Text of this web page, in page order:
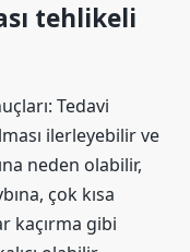
tehlikeli
Tedavi
ilerleyebilir ve
neden olabilir,
çok kısa
kaçırma gibi